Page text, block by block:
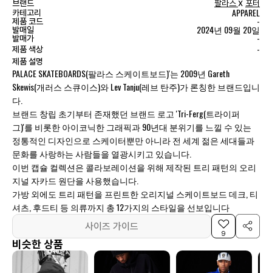
브랜드 팔라스x 포터
카테고리
APPAREL
제품 코드 -
발매일 2024년 09월 20일
발매가 -
제품 색상 -
제품 설명
PALACE SKATEBOARDS(팔라스 스케이트보드)'는 2009년 Gareth
Skewis(개러스 스큐이스)와 Lev Tanju(레브 탄주)가 론칭한 브랜드입니
다.
브랜드 창립 초기부터 존재했던 브랜드 로고 'Tri-Ferg(트라이퍼
그)'를 비롯한 아이코닉한 그래픽과 90년대 분위기를 느낄 수 있는
정통적인 디자인으로 스케이터뿐만 아니라 전 세계 젊은 세대들과
문화를 사랑하는 사람들을 열광시키고 있습니다.
이번 캡슐 컬렉션은 콜라보레이션을 위해 제작된 트리 패턴의 오리
지널 자카드 원단을 사용했습니다.
가방 외에도 트리 패턴을 프린트한 오리지널 스케이트보드 데크, 티
셔츠, 후드티 등 의류까지 총 12가지의 스타일을 선보입니다
사이즈 가이드
9
비슷한 상품